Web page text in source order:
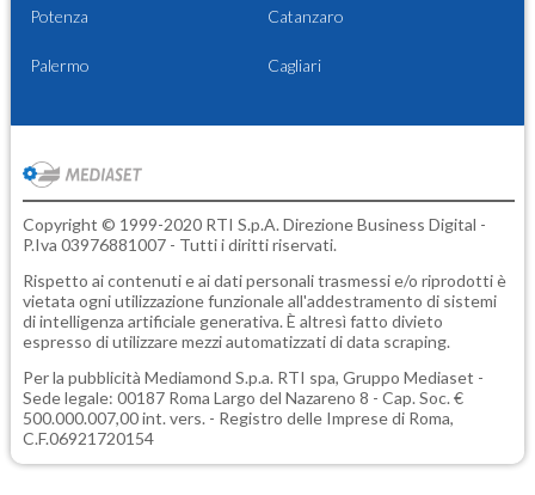
Potenza Catanzaro
Palermo Cagliari
Copyright © 1999-2020 RTI S.p.A. Direzione Business Digital -
P.Iva 03976881007 - Tutti i diritti riservati.
Rispetto ai contenuti e ai dati personali trasmessi e/o riprodotti è
vietata ogni utilizzazione funzionale all'addestramento di sistemi
di intelligenza artificiale generativa. È altresì fatto divieto
espresso di utilizzare mezzi automatizzati di data scraping.
Per la pubblicità Mediamond S.p.a. RTI spa, Gruppo Mediaset -
Sede legale: 00187 Roma Largo del Nazareno 8 - Cap. Soc. €
500.000.007,00 int. vers. - Registro delle Imprese di Roma,
C.F.06921720154